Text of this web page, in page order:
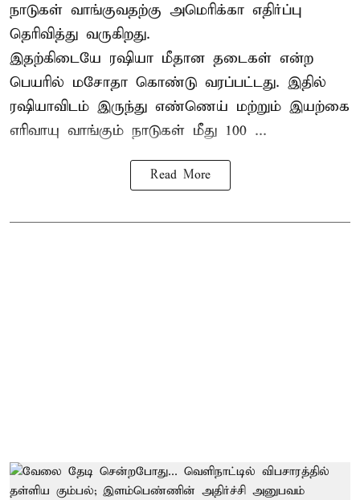
நாடுகள் வாங்குவதற்கு அமெரிக்கா எதிர்ப்பு
தெரிவித்து வருகிறது.
இதற்கிடையே ரஷியா மீதான தடைகள் என்ற
பெயரில் மசோதா கொண்டு வரப்பட்டது. இதில்
ரஷியாவிடம் இருந்து எண்ணெய் மற்றும் இயற்கை
எரிவாயு வாங்கும் நாடுகள் மீது 100 ...
Read More